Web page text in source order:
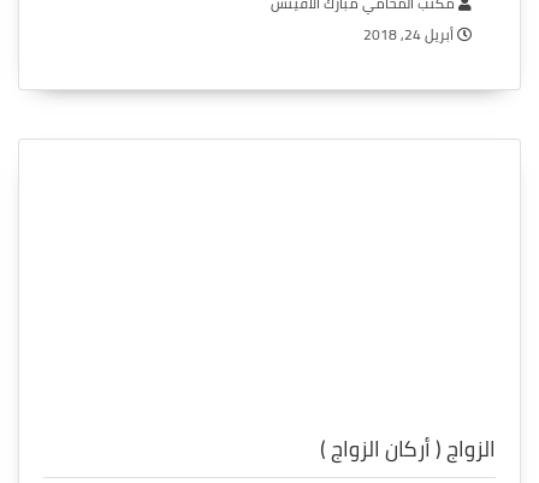
أبريل 24, 2018
الزواج ( أركان الزواج )